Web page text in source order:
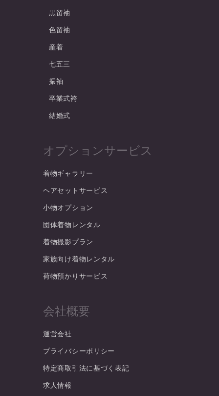
黒留袖
色留袖
産着
七五三
振袖
卒業式袴
結婚式
オプションサービス
着物ギャラリー
ヘアセットサービス
小物オプション
団体着物レンタル
着物撮影プラン
家族向け着物レンタル
荷物預かりサービス
会社概要
運営会社
プライバシーポリシー
特定商取引法に基づく表記
求人情報